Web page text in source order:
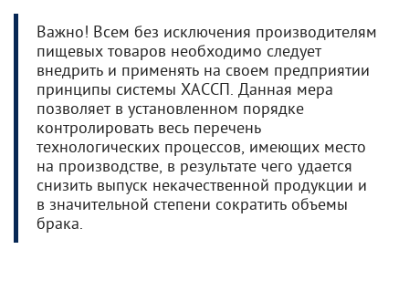
Важно! Всем без исключения производителям
пищевых товаров необходимо следует
внедрить и применять на своем предприятии
принципы системы ХАССП. Данная мера
позволяет в установленном порядке
контролировать весь перечень
технологических процессов, имеющих место
на производстве, в результате чего удается
снизить выпуск некачественной продукции и
в значительной степени сократить объемы
брака.